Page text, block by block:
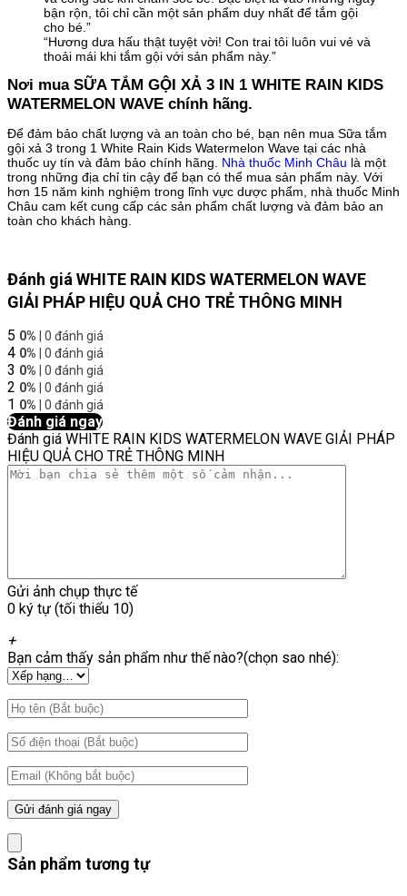
bận rộn, tôi chỉ cần một sản phẩm duy nhất để tắm gội
cho bé.”
“Hương dưa hấu thật tuyệt vời! Con trai tôi luôn vui vẻ và
thoải mái khi tắm gội với sản phẩm này.”
Nơi mua SỮA TẮM GỘI XẢ 3 IN 1 WHITE RAIN KIDS
WATERMELON WAVE chính hãng.
Để đảm bảo chất lượng và an toàn cho bé, bạn nên mua Sữa tắm
gội xả 3 trong 1 White Rain Kids Watermelon Wave tại các nhà
thuốc uy tín và đảm bảo chính hãng. Nhà thuốc Minh Châu là một
trong những địa chỉ tin cậy để bạn có thể mua sản phẩm này. Với
hơn 15 năm kinh nghiệm trong lĩnh vực dược phẩm, nhà thuốc Minh
Châu cam kết cung cấp các sản phẩm chất lượng và đảm bảo an
toàn cho khách hàng.
Đánh giá WHITE RAIN KIDS WATERMELON WAVE
GIẢI PHÁP HIỆU QUẢ CHO TRẺ THÔNG MINH
5 0% | 0 đánh giá
4 0% | 0 đánh giá
3 0% | 0 đánh giá
2 0% | 0 đánh giá
1 0% | 0 đánh giá
Đánh giá ngay
Đánh giá WHITE RAIN KIDS WATERMELON WAVE GIẢI PHÁP
HIỆU QUẢ CHO TRẺ THÔNG MINH
Gửi ảnh chụp thực tế
0 ký tự (tối thiểu 10)
+
Bạn cảm thấy sản phẩm như thế nào?(chọn sao nhé):
Sản phẩm tương tự